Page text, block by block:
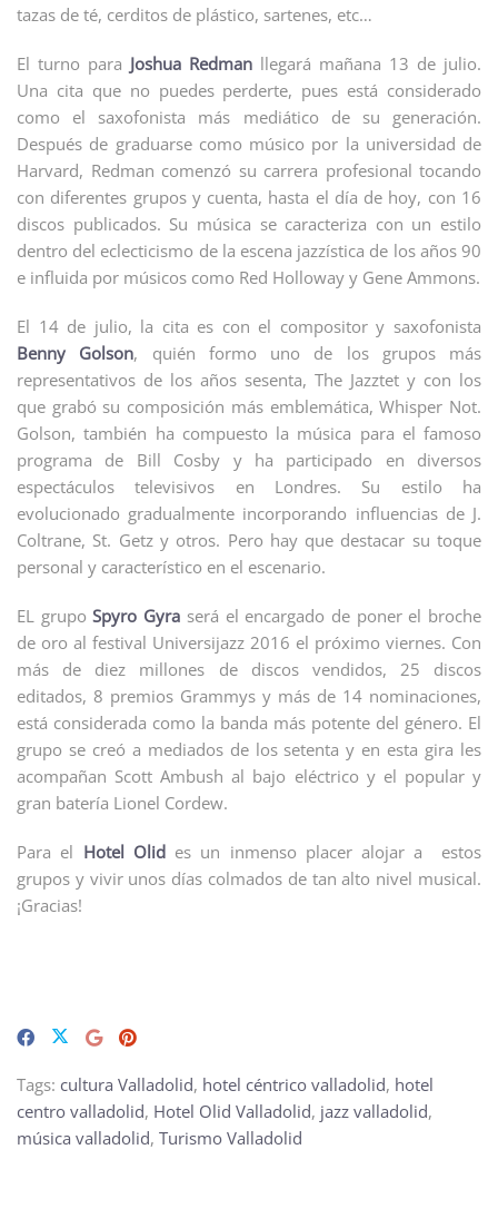
tazas de té, cerditos de plástico, sartenes, etc…
El turno para Joshua Redman llegará mañana 13 de julio.
Una cita que no puedes perderte, pues está considerado
como el saxofonista más mediático de su generación.
Después de graduarse como músico por la universidad de
Harvard, Redman comenzó su carrera profesional tocando
con diferentes grupos y cuenta, hasta el día de hoy, con 16
discos publicados. Su música se caracteriza con un estilo
dentro del eclecticismo de la escena jazzística de los años 90
e influida por músicos como Red Holloway y Gene Ammons.
El 14 de julio, la cita es con el compositor y saxofonista
Benny Golson, quién formo uno de los grupos más
representativos de los años sesenta, The Jazztet y con los
que grabó su composición más emblemática, Whisper Not.
Golson, también ha compuesto la música para el famoso
programa de Bill Cosby y ha participado en diversos
espectáculos televisivos en Londres. Su estilo ha
evolucionado gradualmente incorporando influencias de J.
Coltrane, St. Getz y otros. Pero hay que destacar su toque
personal y característico en el escenario.
EL grupoSpyro Gyra será el encargado de poner el broche
de oro al festival Universijazz 2016 el próximo viernes. Con
más de diez millones de discos vendidos, 25 discos
editados, 8 premios Grammys y más de 14 nominaciones,
está considerada como la banda más potente del género. El
grupo se creó a mediados de los setenta y en esta gira les
acompañan Scott Ambush al bajo eléctrico y el popular y
gran batería Lionel Cordew.
Para el Hotel Olides un inmenso placer alojar a estos
grupos y vivir unos días colmados de tan alto nivel musical.
¡Gracias!
Tags: cultura Valladolid, hotel céntrico valladolid, hotel
centro valladolid, Hotel Olid Valladolid, jazz valladolid,
música valladolid, Turismo Valladolid